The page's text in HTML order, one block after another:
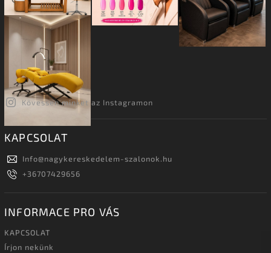
Kövessen minket az Instagramon
KAPCSOLAT
Info@nagykereskedelem-szalonok.hu
+36707429656
INFORMACE PRO VÁS
KAPCSOLAT
Írjon nekünk